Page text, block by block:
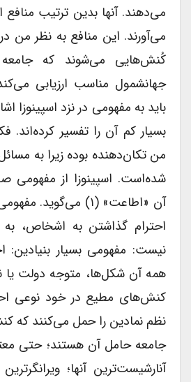
می‌دهند. آنها بدین ترتیب منافع
می‌آورند. این منافع به نظر من
کُنش‌هایی می‌شوند که جامعه
جهانشمول مناسب ارزیابی
باید به مفهومی در نزد اسپینوزا
بسیار کم آن را تفسیر کرده‌اند.
من تکان‌دهنده بوده زیرا به
شده‌است. اسپینوزا از مفهومی
آن «اطاعت» (۱) می‌گوید.
احترام گذاشتن به اشخاص، به
نیست: مفهومی بسیار بنیادین:
همه آن شکل‌ها، متوجه دولت یا
کنش‌های مطیع در خود نوعی
نظم نمادین را حمل می‌کنند که
جامعه حامل آن هستند؛ حتی
آنارشیست‌ترین آنها؛